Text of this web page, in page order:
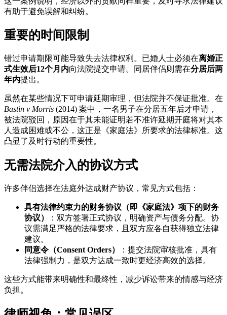
有助于避免误解和纠纷。
重要的时间限制
错过申请期限可能导致失去法律权利。已婚人士必须在离婚正
式生效后12个月内向法院提交申请。同居伴侣则需在分居后两
年内提出。
虽然在某些情况下可申请延期审理，但法院并不保证批准。在
Bastin v Morris (2014) 案中，一名男子在分居五年后才申请，
被法院驳回，原因在于其未能证明若不准许延期开庭将对其本
人造成困难或不公，这正是《家庭法》所要求的法律标准。这
凸显了及时行动的重要性。
无需法院介入的协议方式
许多伴侣选择在法庭外达成财产协议，常见方式包括：
具有法律约束力的财务协议（即《家庭法》项下的财务
协议）
：双方签署正式协议，明确资产与债务分配。协
议需满足严格的法律要求，且双方应各自获得独立法律
建议。
同意令（Consent Orders）
：提交法院审核批准，具有
法律强制力，是双方达成一致时更经济高效的选择。
这些方式能带来明确性和最终性，减少诉讼带来的情感与经济
负担。